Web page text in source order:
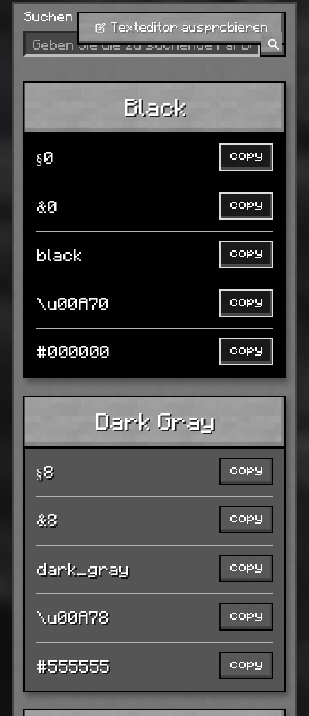
Texteditor ausprobieren
Suchen
Black
§0 copy
&0 copy
black copy
\u00A70 copy
#000000 copy
Dark Gray
§8 copy
&8 copy
dark_gray copy
\u00A78 copy
#555555 copy